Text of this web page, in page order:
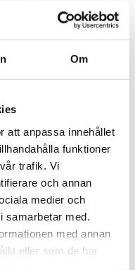
Om
att anpassa innehållet
funktioner
trafik. Vi
och annan
medier och
med.
med annan
eller som de har